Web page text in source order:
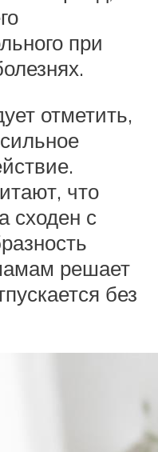
при
отметить,
что
сходен с
решает
без